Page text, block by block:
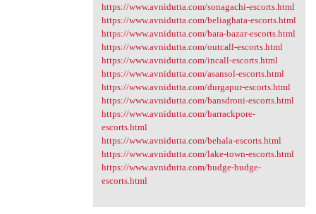
https://www.avnidutta.com/sonagachi-escorts.html
https://www.avnidutta.com/beliaghata-escorts.html
https://www.avnidutta.com/bara-bazar-escorts.html
https://www.avnidutta.com/outcall-escorts.html
https://www.avnidutta.com/incall-escorts.html
https://www.avnidutta.com/asansol-escorts.html
https://www.avnidutta.com/durgapur-escorts.html
https://www.avnidutta.com/bansdroni-escorts.html
https://www.avnidutta.com/barrackpore-
escorts.html
https://www.avnidutta.com/behala-escorts.html
https://www.avnidutta.com/lake-town-escorts.html
https://www.avnidutta.com/budge-budge-
escorts.html